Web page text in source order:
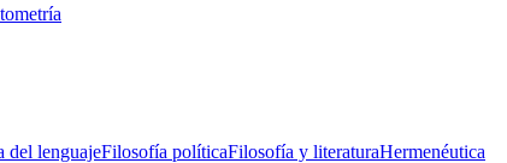
del lenguajeFilosofía políticaFilosofía y literaturaHermenéutica